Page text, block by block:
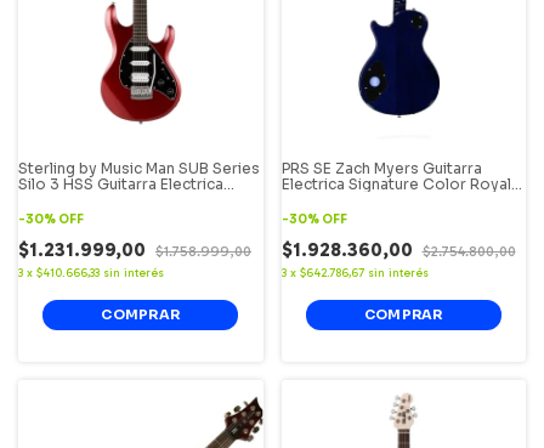
Sterling by Music Man SUB Series
Silo 3 HSS Guitarra Electrica
-30% OFF
$1.231.999,00 $1.758.999,00
3 x $410.666,33 sin interés
PRS SE Zach Myers Guitarra
Electrica Signature Color Royal
-30% OFF
$1.928.360,00 $2.754.800,00
3 x $642.786,67 sin interés